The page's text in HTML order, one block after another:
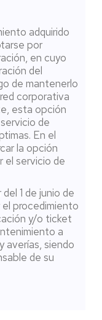
adquirido
por
en cuyo
del
de mantenerlo
corporativa
esta opción
de
En el
la opción
el servicio de
1 de junio de
el procedimiento
y/o ticket
a
averías, siendo
de su